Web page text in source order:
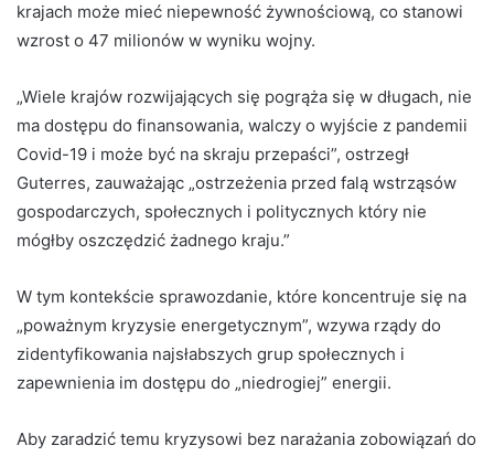
krajach może mieć niepewność żywnościową, co stanowi
wzrost o 47 milionów w wyniku wojny.
„Wiele krajów rozwijających się pogrąża się w długach, nie
ma dostępu do finansowania, walczy o wyjście z pandemii
Covid-19 i może być na skraju przepaści”, ostrzegł
Guterres, zauważając „ostrzeżenia przed falą wstrząsów
gospodarczych, społecznych i politycznych który nie
mógłby oszczędzić żadnego kraju.”
W tym kontekście sprawozdanie, które koncentruje się na
„poważnym kryzysie energetycznym”, wzywa rządy do
zidentyfikowania najsłabszych grup społecznych i
zapewnienia im dostępu do „niedrogiej” energii.
Aby zaradzić temu kryzysowi bez narażania zobowiązań do